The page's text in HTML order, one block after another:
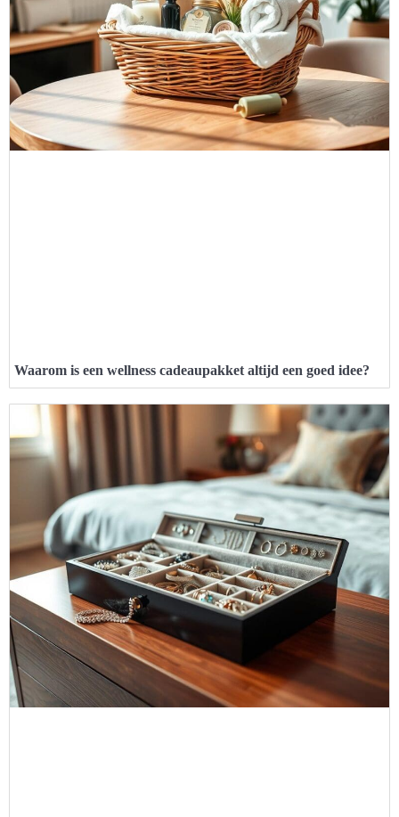
Waarom is een wellness cadeaupakket altijd een goed idee?